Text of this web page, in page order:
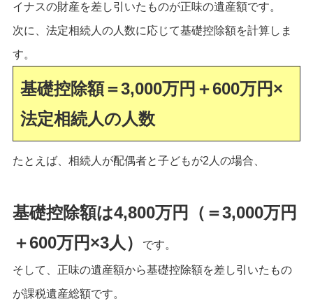
イナスの財産を差し引いたものが正味の遺産額です。
次に、法定相続人の人数に応じて基礎控除額を計算しま
す。
基礎控除額＝3,000万円＋600万円×
法定相続人の人数
たとえば、相続人が配偶者と子どもが2人の場合、
基礎控除額は4,800万円（＝3,000万円
＋600万円×3人）
です。
そして、正味の遺産額から基礎控除額を差し引いたもの
が課税遺産総額です。